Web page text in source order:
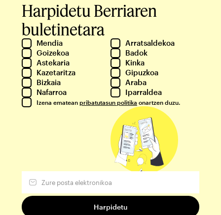
Harpidetu Berriaren
buletinetara
Mendia
Arratsaldekoa
Goizekoa
Badok
Astekaria
Kinka
Kazetaritza
Gipuzkoa
Bizkaia
Araba
Nafarroa
Iparraldea
Izena ematean pribatutasun politika onartzen duzu.